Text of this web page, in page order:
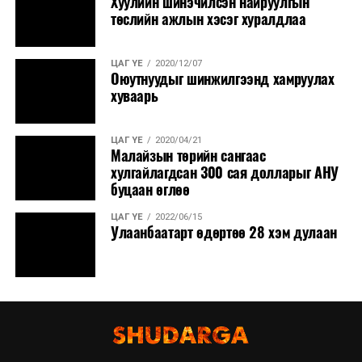
төслийн ажлын хэсэг хуралдлаа
ЦАГ ҮЕ 2020/12/07
Оюутнуудыг шинжилгээнд хамруулах
хуваарь
ЦАГ ҮЕ 2020/04/21
Малайзын төрийн сангаас
хулгайлагдсан 300 сая долларыг АНУ
буцаан өглөө
ЦАГ ҮЕ 2022/06/15
Улаанбаатарт өдөртөө 28 хэм дулаан